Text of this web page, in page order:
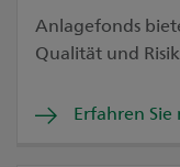
Anlagefonds
Qualität und
Erfahren Sie